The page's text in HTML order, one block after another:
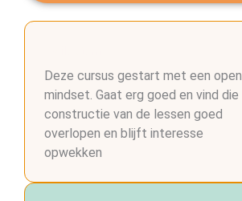
Deze cursus gestart met een open
mindset. Gaat erg goed en vind die
constructie van de lessen goed
overlopen en blijft interesse
opwekken